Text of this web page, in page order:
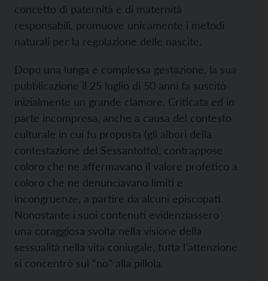
concetto di paternità e di maternità
responsabili, promuove unicamente i metodi
naturali per la regolazione delle nascite.
Dopo una lunga e complessa gestazione, la sua
pubblicazione il 25 luglio di 50 anni fa suscitò
inizialmente un grande clamore. Criticata ed in
parte incompresa, anche a causa del contesto
culturale in cui fu proposta (gli albori della
contestazione del Sessantotto), contrappose
coloro che ne affermavano il valore profetico a
coloro che ne denunciavano limiti e
incongruenze, a partire da alcuni episcopati.
Nonostante i suoi contenuti evidenziassero
una coraggiosa svolta nella visione della
sessualità nella vita coniugale, tutta l’attenzione
si concentrò sul “no” alla pillola.